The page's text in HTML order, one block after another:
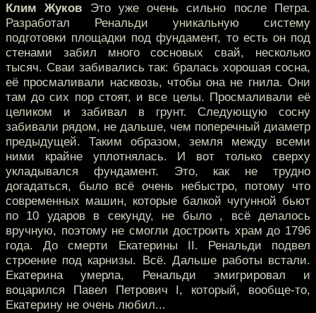
Клим Жуков Это уже очень сильно после Петра.
Разработал Ренальди уникальную систему
подготовки площадки под фундамент, то есть он под
стенами забил много сосновых свай, несколько
тысяч. Сваи забивались так: бралась хорошая сосна,
её просмаливали насквозь, чтобы она не гнила. Они
там до сих пор стоят, и все целы. Просмаливали её
целиком и забивал в грунт. Следующую сосну
забивали рядом, не дальше, чем поперечный диаметр
предыдущей. Таким образом, земля между всеми
ними крайне уплотнялась. И вот только сверху
укладывался фундамент. Это, как не трудно
догадаться, было всё очень небыстро, потому что
современных машин, которые балкой чугунной бьют
по 10 ударов в секунду, не было , всё делалось
вручную, поэтому не смогли достроить храм до 1796
года. До смерти Екатерины II. Ренальди подвел
строение под карнизы. Всё. Дальше работы встали.
Екатерина умерла, Ренальди эмигрировал и
воцарился Павел Петрович I, который, вообще-то,
Екатерину не очень любил...